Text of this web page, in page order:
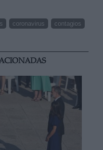
coronavirus
contagios